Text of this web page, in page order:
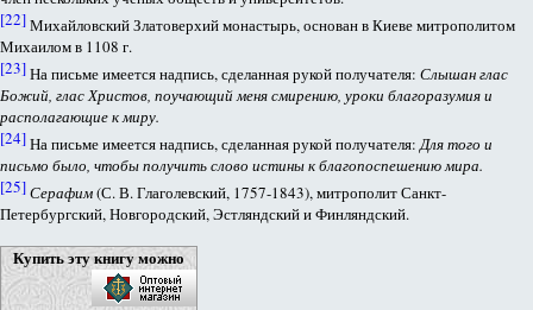
[22]Михайловский Златоверхий монастырь, основан в Киеве митрополитом
Михаилом в 1108 г.
[23]На письме имеется надпись, сделанная рукой получателя: Слышан глас
Божий, глас Христов, поучающий меня смирению, уроки благоразумия и
располагающие к миру.
[24]На письме имеется надпись, сделанная рукой получателя:Для того и
письмо было, чтобы получить слово истины к благопоспешению мира.
[25]Серафим(С. В. Глаголевский, 1757-1843), митрополит Санкт-
Петербургский, Новгородский, Эстляндский и Финляндский.
Купить эту книгу можно